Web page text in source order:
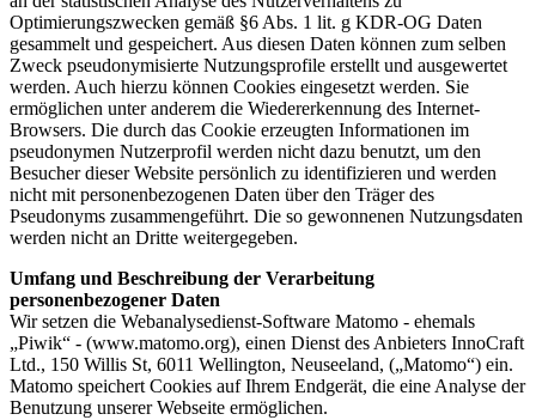
Optimierungszwecken gemäß §6 Abs. 1 lit. g KDR-OG Daten
gesammelt und gespeichert. Aus diesen Daten können zum selben
Zweck pseudonymisierte Nutzungsprofile erstellt und ausgewertet
werden. Auch hierzu können Cookies eingesetzt werden. Sie
ermöglichen unter anderem die Wiedererkennung des Internet-
Browsers. Die durch das Cookie erzeugten Informationen im
pseudonymen Nutzerprofil werden nicht dazu benutzt, um den
Besucher dieser Website persönlich zu identifizieren und werden
nicht mit personenbezogenen Daten über den Träger des
Pseudonyms zusammengeführt. Die so gewonnenen Nutzungsdaten
werden nicht an Dritte weitergegeben.
Umfang und Beschreibung der Verarbeitung
personenbezogener Daten
Wir setzen die Webanalysedienst-Software Matomo - ehemals
„Piwik“ - (www.matomo.org), einen Dienst des Anbieters InnoCraft
Ltd., 150 Willis St, 6011 Wellington, Neuseeland, („Matomo“) ein.
Matomo speichert Cookies auf Ihrem Endgerät, die eine Analyse der
Benutzung unserer Webseite ermöglichen.